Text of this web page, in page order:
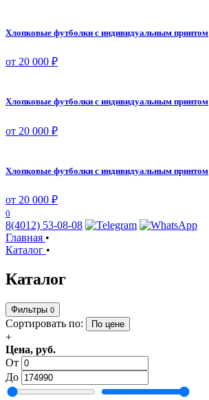
Хлопковые футболки с индивидуальным принтом
от 20 000 ₽
Хлопковые футболки с индивидуальным принтом
от 20 000 ₽
Хлопковые футболки с индивидуальным принтом
от 20 000 ₽
0
8(4012) 53-08-08
Главная •
Каталог •
Каталог
Фильтры 0
Сортировать по: По цене
+
Цена, руб.
От
До